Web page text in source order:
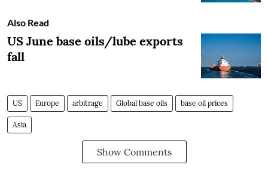
Also Read
US June base oils/lube exports
fall
US Europe arbitrage Global base oils base oil prices
Asia
Show Comments